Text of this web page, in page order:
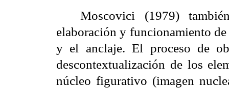
Moscovici (1979)
elaboración y funcionamiento
y el anclaje. El proceso de
descontextualización de los
núcleo figurativo (imagen